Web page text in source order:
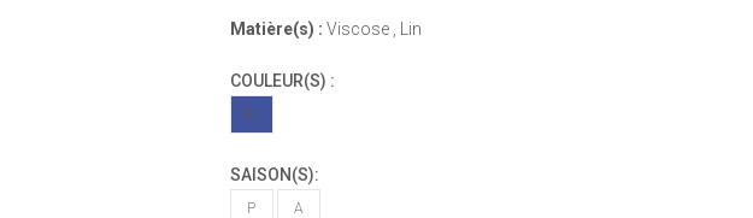
Matière(s) : Viscose , Lin
COULEUR(S) :
BL
SAISON(S):
P A